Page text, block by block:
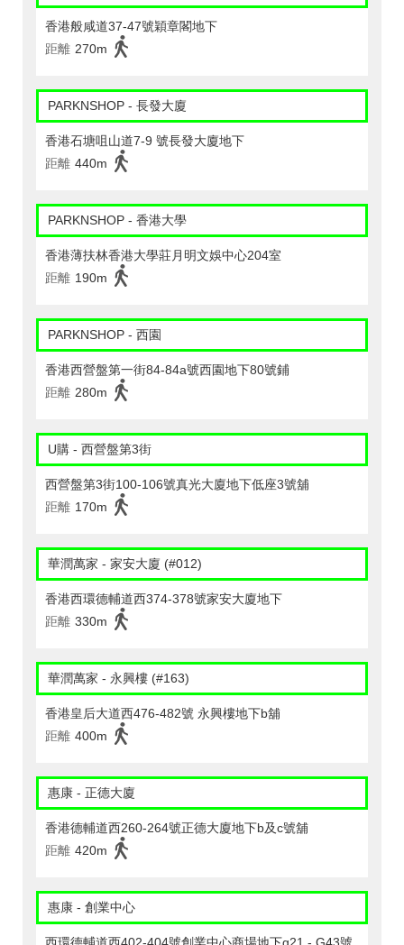
香港般咸道37-47號穎章閣地下
距離 270m
PARKNSHOP - 長發大廈
香港石塘咀山道7-9 號長發大廈地下
距離 440m
PARKNSHOP - 香港大學
香港薄扶林香港大學莊月明文娛中心204室
距離 190m
PARKNSHOP - 西園
香港西營盤第一街84-84a號西園地下80號鋪
距離 280m
U購 - 西營盤第3街
西營盤第3街100-106號真光大廈地下低座3號舖
距離 170m
華潤萬家 - 家安大廈 (#012)
香港西環德輔道西374-378號家安大廈地下
距離 330m
華潤萬家 - 永興樓 (#163)
香港皇后大道西476-482號 永興樓地下b舖
距離 400m
惠康 - 正德大廈
香港德輔道西260-264號正德大廈地下b及c號舖
距離 420m
惠康 - 創業中心